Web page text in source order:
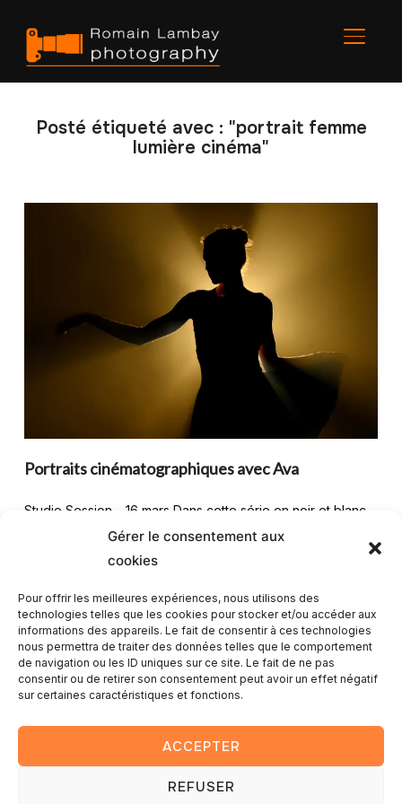
Gérer le consentement aux
cookies
Pour offrir les meilleures expériences, nous utilisons des
technologies telles que les cookies pour stocker et/ou accéder aux
informations des appareils. Le fait de consentir à ces technologies
nous permettra de traiter des données telles que le comportement
de navigation ou les ID uniques sur ce site. Le fait de ne pas
consentir ou de retirer son consentement peut avoir un effet négatif
sur certaines caractéristiques et fonctions.
ACCEPTER
REFUSER
Posté étiqueté avec : "portrait femme
lumière cinéma"
Portraits cinématographiques avec Ava
Studio Session – 16 mars Dans cette série en noir et blanc
et en contre-jour coloré, Ava incarne avec élégance et
intensité l’univers du portrait cinématographique. Inspiré par
LIRE LA SUITE